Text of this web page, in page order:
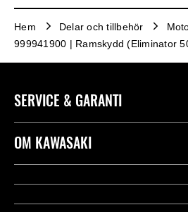
Hem Delar och tillbehör
999941900 | Ramskydd (Eliminator
SERVICE & GARANTI
Kontakta oss
Användbara länkar
OM KAWASAKI
Företag